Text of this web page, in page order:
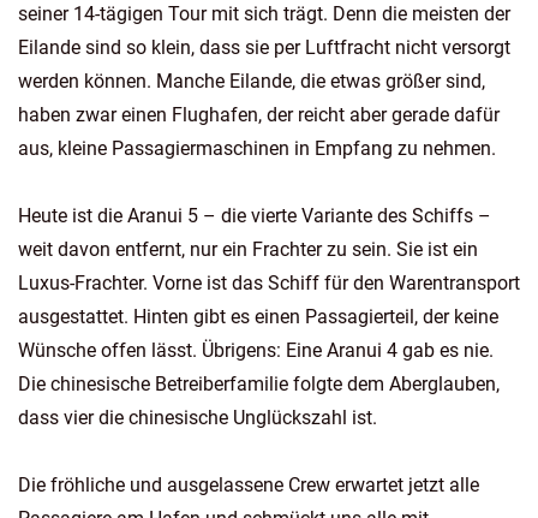
seiner 14-tägigen Tour mit sich trägt. Denn die meisten der
Eilande sind so klein, dass sie per Luftfracht nicht versorgt
werden können. Manche Eilande, die etwas größer sind,
haben zwar einen Flughafen, der reicht aber gerade dafür
aus, kleine Passagiermaschinen in Empfang zu nehmen.
Heute ist die Aranui 5 – die vierte Variante des Schiffs –
weit davon entfernt, nur ein Frachter zu sein. Sie ist ein
Luxus-Frachter. Vorne ist das Schiff für den Warentransport
ausgestattet. Hinten gibt es einen Passagierteil, der keine
Wünsche offen lässt. Übrigens: Eine Aranui 4 gab es nie.
Die chinesische Betreiberfamilie folgte dem Aberglauben,
dass vier die chinesische Unglückszahl ist.
Die fröhliche und ausgelassene Crew erwartet jetzt alle